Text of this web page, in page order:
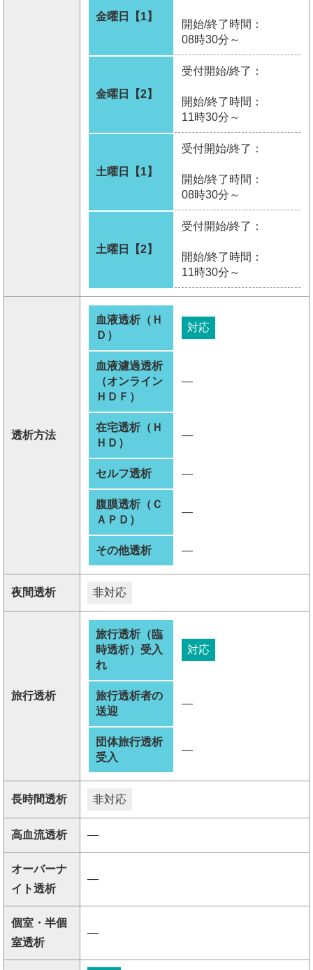
金曜日【1】
開始/終了時間：
08時30分～
金曜日【2】
受付開始/終了：
開始/終了時間：
11時30分～
土曜日【1】
受付開始/終了：
開始/終了時間：
08時30分～
土曜日【2】
受付開始/終了：
開始/終了時間：
11時30分～
透析方法
血液透析（Ｈ
Ｄ）
対応
血液濾過透析
（オンライン
ＨＤＦ）
―
在宅透析（Ｈ
ＨＤ）
―
セルフ透析 ―
腹膜透析（Ｃ
ＡＰＤ）
―
その他透析 ―
夜間透析 非対応
旅行透析
旅行透析（臨
時透析）受入
れ
対応
旅行透析者の
送迎
―
団体旅行透析
受入
―
長時間透析 非対応
高血流透析 ―
オーバーナ
イト透析
―
個室・半個
室透析
―